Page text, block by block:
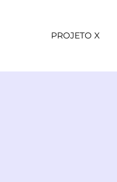
PROJETO X